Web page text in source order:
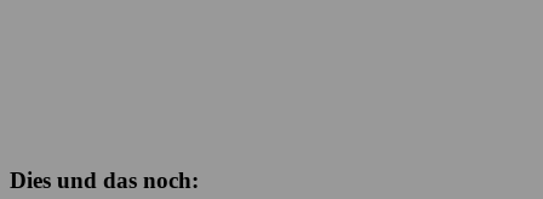
Dies und das noch: